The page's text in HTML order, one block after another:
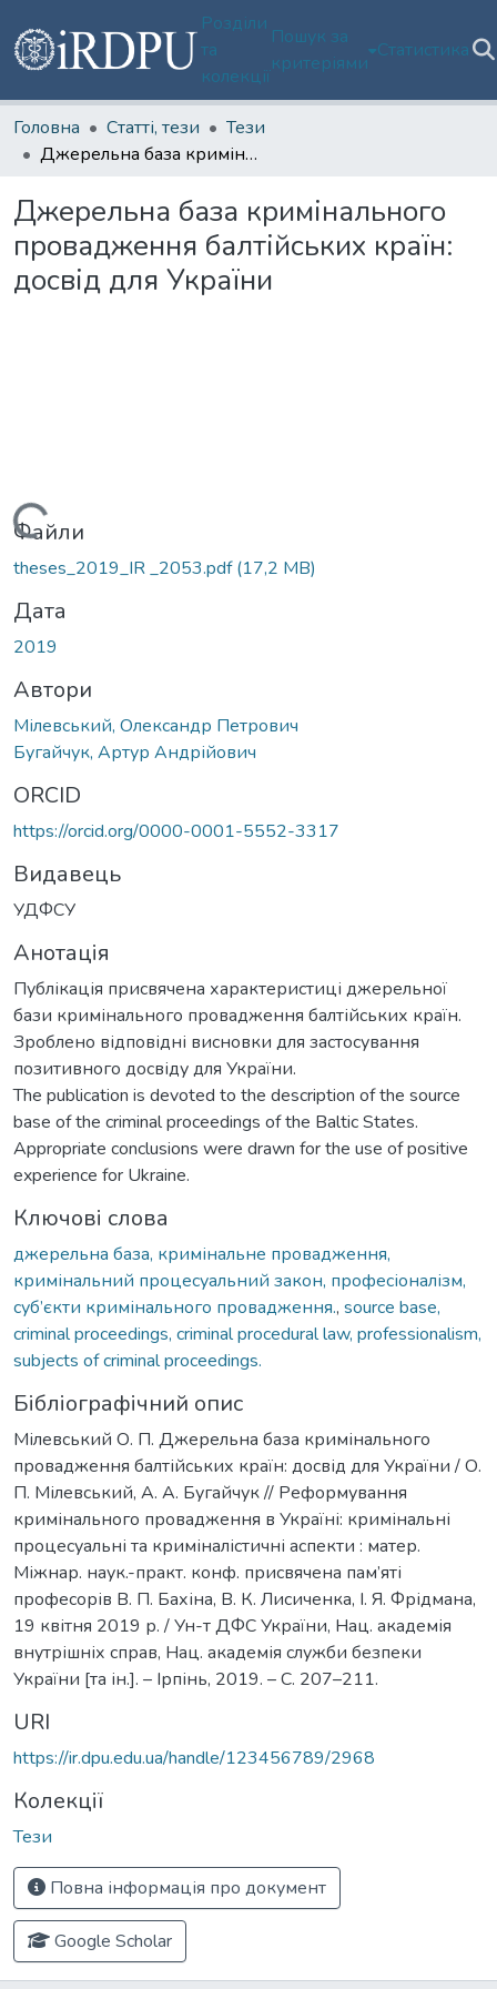
Розділи
та
колекції
Пошук за
критеріями
Статистика
Головна Статті, тези
Тези
Джерельна база кримінального провадження балтійських країн: досвід для України
Джерельна база кримінального
провадження балтійських країн:
досвід для України
Вантажиться...
Файли
theses_2019_IR _2053.pdf(17,2 MB)
Дата
2019
Автори
Мілевський, Олександр Петрович
Бугайчук, Артур Андрійович
ORCID
https://orcid.org/0000-0001-5552-3317
Видавець
УДФСУ
Анотація
Публікація присвячена характеристиці джерельної
бази кримінального провадження балтійських країн.
Зроблено відповідні висновки для застосування
позитивного досвіду для України.
The publication is devoted to the description of the source
base of the criminal proceedings of the Baltic States.
Appropriate conclusions were drawn for the use of positive
experience for Ukraine.
Ключові слова
джерельна база, кримінальне провадження,
кримінальний процесуальний закон, професіоналізм,
суб’єкти кримінального провадження., source base,
criminal proceedings, criminal procedural law, professionalism,
subjects of criminal proceedings.
Бібліографічний опис
Мілевський О. П. Джерельна база кримінального
провадження балтійських країн: досвід для України / О.
П. Мілевський, А. А. Бугайчук // Реформування
кримінального провадження в Україні: кримінальні
процесуальні та криміналістичні аспекти : матер.
Міжнар. наук.-практ. конф. присвячена пам’яті
професорів В. П. Бахіна, В. К. Лисиченка, І. Я. Фрідмана,
19 квітня 2019 р. / Ун-т ДФС України, Нац. академія
внутрішніх справ, Нац. академія служби безпеки
України [та ін.]. – Ірпінь, 2019. – С. 207–211.
URI
https://ir.dpu.edu.ua/handle/123456789/2968
Колекції
Тези
Повна інформація про документ
Google Scholar